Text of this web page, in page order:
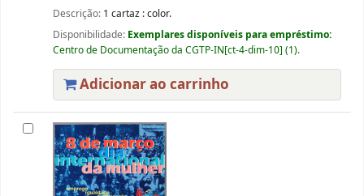
Descrição: 1 cartaz : color.
Disponibilidade: Exemplares disponíveis para empréstimo:
Centro de Documentação da CGTP-IN[ct-4-dim-10] (1).
Adicionar ao carrinho